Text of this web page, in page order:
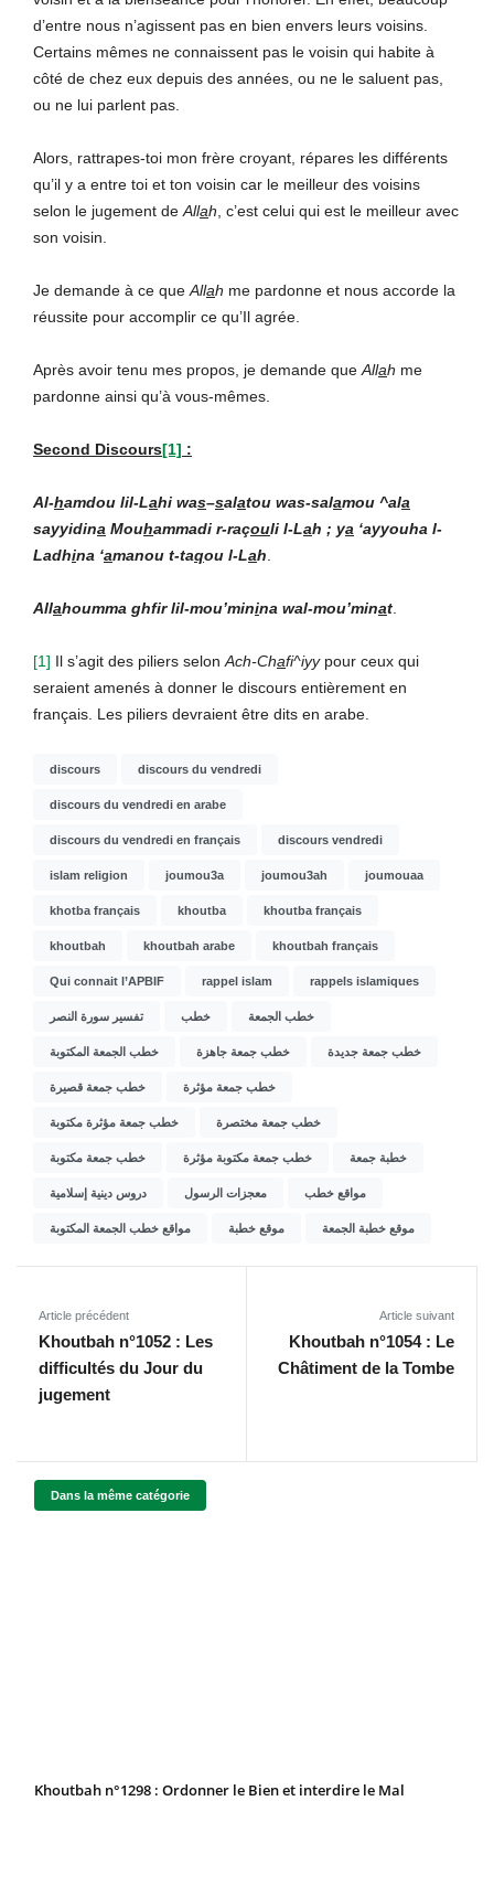
d’entre nous n’agissent pas en bien envers leurs voisins.
Certains mêmes ne connaissent pas le voisin qui habite à
côté de chez eux depuis des années, ou ne le saluent pas,
ou ne lui parlent pas.
Alors, rattrapes-toi mon frère croyant, répares les différents
qu’il y a entre toi et ton voisin car le meilleur des voisins
selon le jugement de Allah , c’est celui qui est le meilleur avec
son voisin.
Je demande à ce que Allah me pardonne et nous accorde la
réussite pour accomplir ce qu’Il agrée.
Après avoir tenu mes propos, je demande que Allah me
pardonne ainsi qu’à vous-mêmes.
Second Discours[1] :
Al-hamdou lil-Lahi was–salatou was-salamou ^ala
sayyidina Mouhammadi r-raçouli l-Lah ; ya ‘ayyouha l-
Ladhina ‘amanou t-taqou l-Lah
Allahoumma ghfir lil-mou’minina wal-mou’minat
[1] Il s’agit des piliers selon Ach-Chafi^iyypour ceux qui
seraient amenés à donner le discours entièrement en
français. Les piliers devraient être dits en arabe.
discours discours du vendredi
discours du vendredi en arabe
discours du vendredi en français discours vendredi
islam religion joumou3a joumou3ah joumouaa
khotba français khoutba khoutba français
khoutbah khoutbah arabe khoutbah français
Qui connait l’APBIF rappel islam rappels islamiques
تفسير سورة النصر خطب خطب الجمعة
خطب الجمعة المكتوبة خطب جمعة جاهزة خطب جمعة جديدة
خطب جمعة قصيرة خطب جمعة مؤثرة
خطب جمعة مؤثرة مكتوبة خطب جمعة مختصرة
خطب جمعة مكتوبة خطب جمعة مكتوبة مؤثرة خطبة جمعة
دروس دينية إسلامية معجزات الرسول مواقع خطب
مواقع خطب الجمعة المكتوبة موقع خطبة موقع خطبة الجمعة
Article précédent
Khoutbah n°1052 : Les
difficultés du Jour du
jugement
Article suivant
Khoutbah n°1054 : Le
Châtiment de la Tombe
Dans la même catégorie
Khoutbah n°1298 : Ordonner le Bien et interdire le Mal